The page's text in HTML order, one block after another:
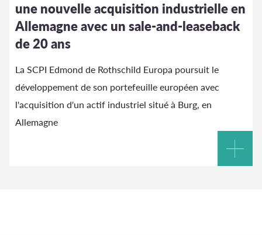
une nouvelle acquisition industrielle en
Allemagne avec un sale-and-leaseback
de 20 ans
La SCPI Edmond de Rothschild Europa poursuit le
développement de son portefeuille européen avec
l'acquisition d'un actif industriel situé à Burg, en
Allemagne